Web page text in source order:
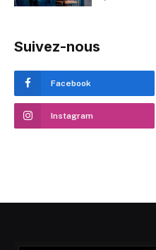
Suivez-nous
Facebook
Instagram